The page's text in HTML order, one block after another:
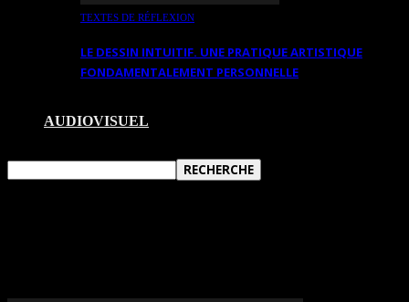
TEXTES DE RÉFLEXION
LE DESSIN INTUITIF. UNE PRATIQUE ARTISTIQUE
FONDAMENTALEMENT PERSONNELLE
AUDIOVISUEL